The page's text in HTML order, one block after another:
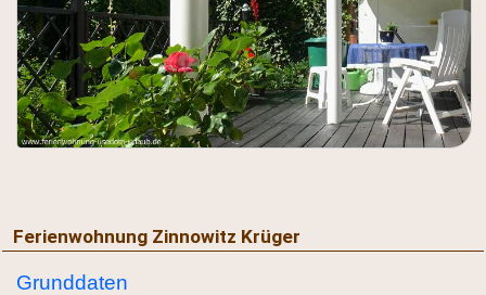
Ferienwohnung Zinnowitz Krüger
Grunddaten